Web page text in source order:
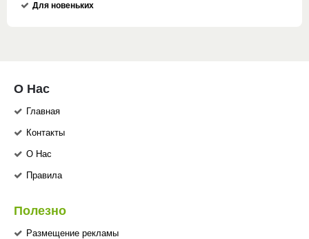
Для новеньких
О Нас
Главная
Контакты
О Нас
Правила
Полезно
Размещение рекламы